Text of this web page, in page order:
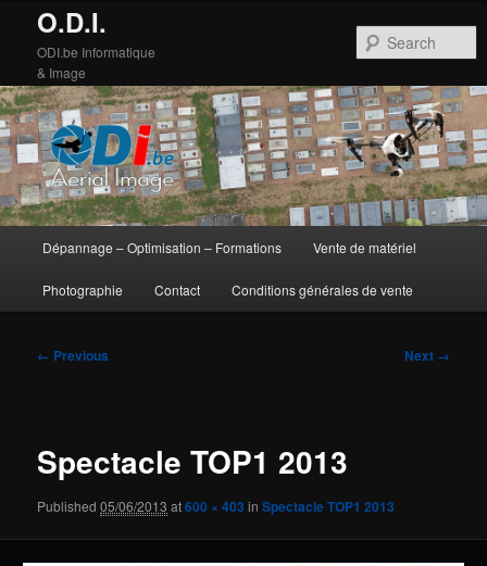
O.D.I.
ODI.be Informatique
& Image
Skip
to
Skip
to
Dépannage – Optimisation – Formations Vente de matériel
Photographie Contact Conditions générales de vente
Image
← Previous Next →
Spectacle TOP1 2013
Published05/06/2013 at600 × 403 inSpectacle TOP1 2013